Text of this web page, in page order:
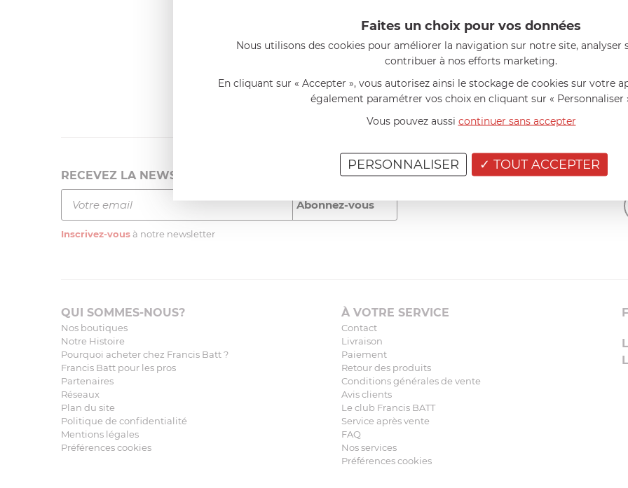
Derniers avis produits
Emmanuel 56 ans le 23/06/2026 à 12:04
Casserole mini 9 cm Castelpro 5 ply poignée
«Nous sommes dans un produit de haute
qualité. Cette casserole est parfaite pour
l'élaboration des sauces et vient complé...»
Florence 63 ans le 23/06/2026 à
Couteau complet avec lame, joint
pour le robot cuiseur Cook Expert
«Je suis satisfaite du couteau
L'écrou est un peu dur au début
fait. La livraison a été très rapide.
RECEVEZ LA NEWSLETTER
Inscrivez-vous à notre newsletter
QUI SOMMES-NOUS?
Nos boutiques
Notre Histoire
Pourquoi acheter chez Francis Batt ?
Francis Batt pour les pros
Partenaires
Réseaux
Plan du site
Politique de confidentialité
Mentions légales
Préférences cookies
À VOTRE SERVICE
Contact
Livraison
Paiement
Retour des produits
Conditions générales de vente
Avis clients
Le club Francis BATT
Service après vente
FAQ
Nos services
Préférences cookies
Faites un choix pour vos données
Nous utilisons des cookies pour améliorer la navigation sur notre site, analyser
contribuer à nos efforts marketing.
En cliquant sur « Accepter », vous autorisez ainsi le stockage de cookies sur votre
également paramétrer vos choix en cliquant sur « Personnaliser
Vous pouvez aussi continuer sans accepter
TOUT ACCEPTER
PERSONNALISER